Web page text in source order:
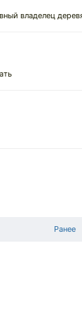
владелец
Ранее